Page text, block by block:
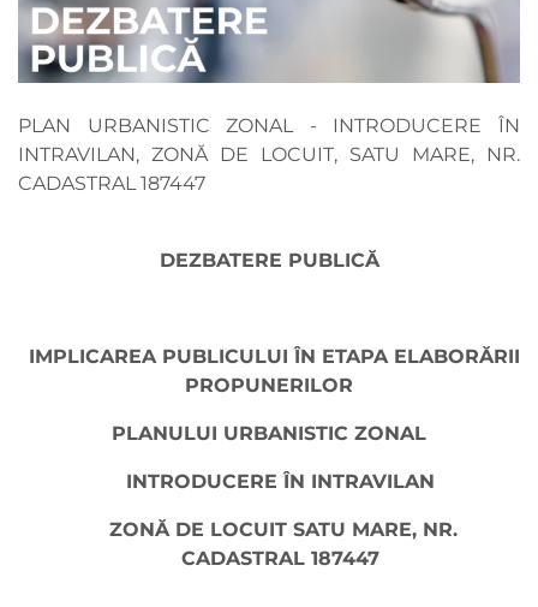
PLAN URBANISTIC ZONAL - INTRODUCERE ÎN
INTRAVILAN, ZONĂ DE LOCUIT, SATU MARE, NR.
CADASTRAL 187447
DEZBATERE PUBLICĂ
IMPLICAREA PUBLICULUI ÎN ETAPA ELABORĂRII
PROPUNERILOR
PLANULUI URBANISTIC ZONAL
INTRODUCERE ÎN INTRAVILAN
ZONĂ DE LOCUIT SATU MARE, NR.
CADASTRAL 187447